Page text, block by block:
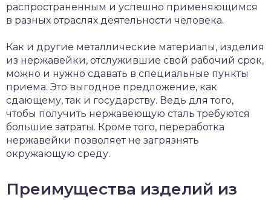
распространенным и успешно применяющимся
в разных отраслях деятельности человека.
Как и другие металлические материалы, изделия
из нержавейки, отслужившие свой рабочий срок,
можно и нужно сдавать в специальные пункты
приема. Это выгодное предложение, как
сдающему, так и государству. Ведь для того,
чтобы получить нержавеющую сталь требуются
большие затраты. Кроме того, переработка
нержавейки позволяет не загрязнять
окружающую среду.
Преимущества изделий из